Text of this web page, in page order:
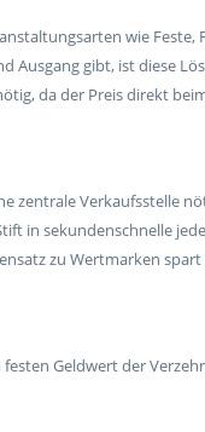
wie
Ausgang gibt, ist diese
da der Preis direkt
zentrale Verkaufsstelle
in sekundenschnelle
zu Wertmarken
Geldwert der